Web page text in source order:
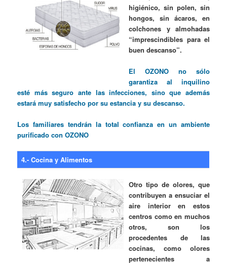
higiénico, sin polen, sin
hongos, sin ácaros, en
colchones y almohadas
“imprescindibles para el
buen descanso”.
El OZONO no sólo
garantiza al inquilino
esté más seguro ante las infecciones, sino que además
estará muy satisfecho por su estancia y su descanso.
Los familiares tendrán la total confianza en un ambiente
purificado con OZONO
4.- Cocina y Alimentos
Otro tipo de olores, que
contribuyen a ensuciar el
aire interior en estos
centros como en muchos
otros, son los
procedentes de las
cocinas, como olores
pertenecientes a